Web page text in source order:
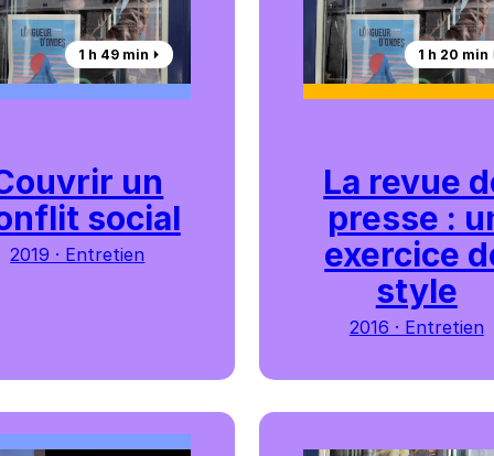
1 h 49 min ⏵︎
un
social
2019 · Entretien
1 h 20 min
La revue
presse :
exercice
style
2016 · Entretien